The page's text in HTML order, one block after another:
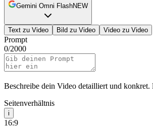
Gemini Omni FlashNEW
Text zu Video Bild zu Video Video zu Video
Prompt
0/2000
Beschreibe dein Video detailliert und konkret.
Seitenverhältnis
i
16:9